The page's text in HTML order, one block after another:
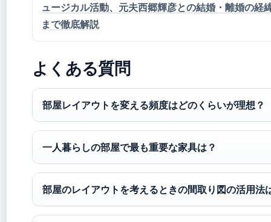
ュージカル活動、元夫西郷輝彦との結婚・離婚の経
まで徹底解説
よくある質問
部屋レイアウトを変える頻度はどのくらいが理想？
一人暮らしの部屋で最も重要な家具は？
部屋のレイアウトを考えるときの間取り図の活用法